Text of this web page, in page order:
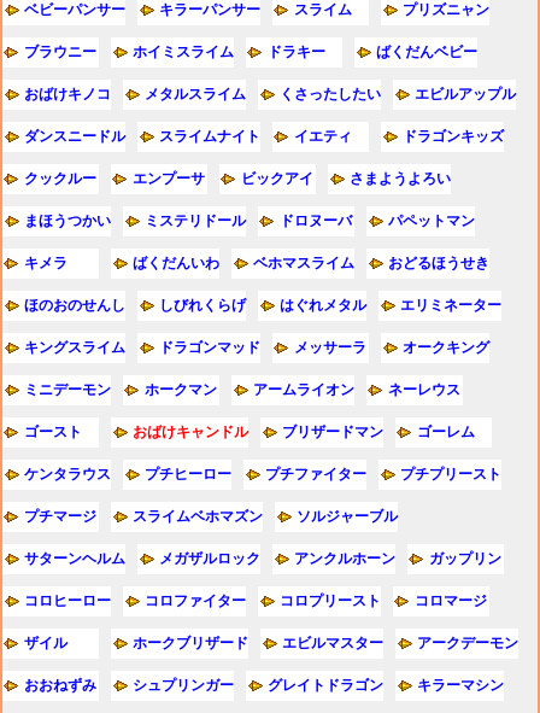
ベビーパンサー キラーパンサー スライム プリズニャン
ブラウニー ホイミスライム ドラキー ばくだんベビー
おばけキノコ メタルスライム くさったしたい エビルアップル
ダンスニードル スライムナイト イエティ ドラゴンキッズ
クックルー エンプーサ ビックアイ さまようよろい
まほうつかい ミステリドール ドロヌーバ パペットマン
キメラ ばくだんいわ ベホマスライム おどるほうせき
ほのおのせんし しびれくらげ はぐれメタル エリミネーター
キングスライム ドラゴンマッド メッサーラ オークキング
ミニデーモン ホークマン アームライオン ネーレウス
ゴースト おばけキャンドル ブリザードマン ゴーレム
ケンタラウス プチヒーロー プチファイター プチプリースト
プチマージ スライムベホマズン ソルジャーブル
サターンヘルム メガザルロック アンクルホーン ガップリン
コロヒーロー コロファイター コロプリースト コロマージ
ザイル ホークブリザード エビルマスター アークデーモン
おおねずみ シュプリンガー グレイトドラゴン キラーマシン